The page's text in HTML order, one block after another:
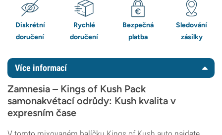
Diskrétní
doručení
Rychlé
doručení
Bezpečná
platba
Sledování
zásilky
Více informací
Zamnesia – Kings of Kush Pack
samonakvétací odrůdy: Kush kvalita v
expresním čase